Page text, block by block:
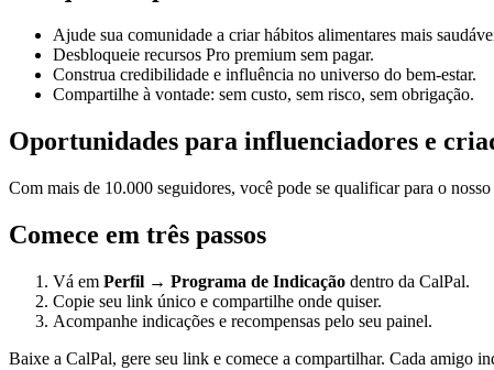
Ajude sua comunidade a criar hábitos alimentares mais
Desbloqueie recursos Pro premium sem pagar.
Construa credibilidade e influência no universo do bem-estar.
Compartilhe à vontade: sem custo, sem risco, sem obrigação.
Oportunidades para influenciadores e
Com mais de 10.000 seguidores, você pode se qualificar para o
Comece em três passos
Vá em Perfil → Programa de Indicação dentro da CalPal.
Copie seu link único e compartilhe onde quiser.
Acompanhe indicações e recompensas pelo seu painel.
Baixe a CalPal, gere seu link e comece a compartilhar. Cada amigo